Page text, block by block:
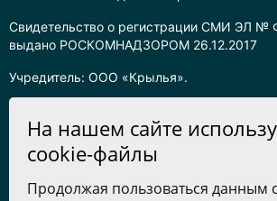
Свидетельство о регистрации СМИ ЭЛ №
выдано РОСКОМНАДЗОРОМ 26.12.2017
Учредитель: ООО «Крылья».
Информация на сайте предназначена для
защищены в соответствии с российским
На нашем сайте
cookie-файлы
Продолжая пользоваться данным